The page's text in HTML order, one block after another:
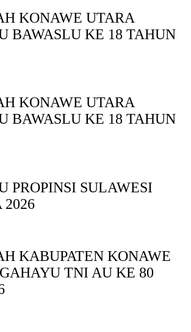
KONAWE UTARA
BAWASLU KE 18 TAHUN
KONAWE UTARA
BAWASLU KE 18 TAHUN
PROPINSI SULAWESI
2026
KABUPATEN KONAWE
TNI AU KE 80